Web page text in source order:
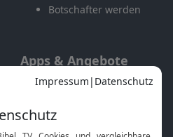
Botschafter werden
Apps & Angebote
Mobile App